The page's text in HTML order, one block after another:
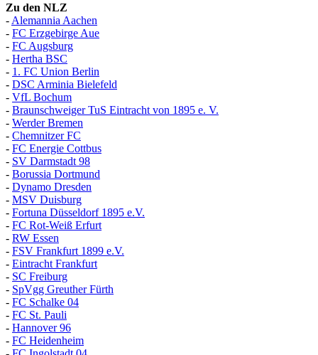
Zu den NLZ
- Alemannia Aachen
- FC Erzgebirge Aue
- FC Augsburg
- Hertha BSC
- 1. FC Union Berlin
- DSC Arminia Bielefeld
- VfL Bochum
- Braunschweiger TuS Eintracht von 1895 e. V.
- Werder Bremen
- Chemnitzer FC
- FC Energie Cottbus
- SV Darmstadt 98
- Borussia Dortmund
- Dynamo Dresden
- MSV Duisburg
- Fortuna Düsseldorf 1895 e.V.
- FC Rot-Weiß Erfurt
- RW Essen
- FSV Frankfurt 1899 e.V.
- Eintracht Frankfurt
- SC Freiburg
- SpVgg Greuther Fürth
- FC Schalke 04
- FC St. Pauli
- Hannover 96
- FC Heidenheim